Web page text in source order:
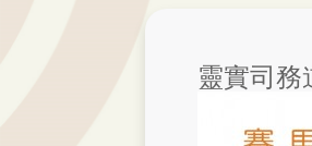
靈實司務